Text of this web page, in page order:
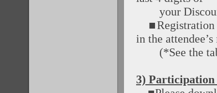
your Discount
■Registration
in the attendee’s
(*See the
3)